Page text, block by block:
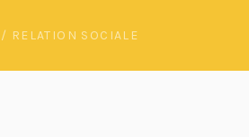
/ RELATION SOCIALE